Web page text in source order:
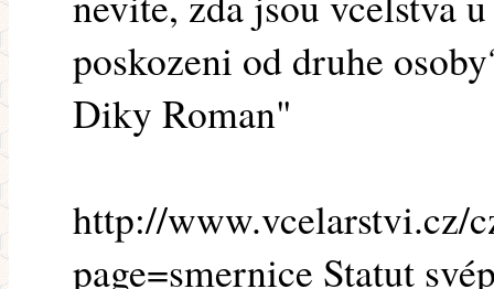
poskozeni od druhe
Diky Roman"
http://www.vcelarstvi.cz/
page=smernice Statut